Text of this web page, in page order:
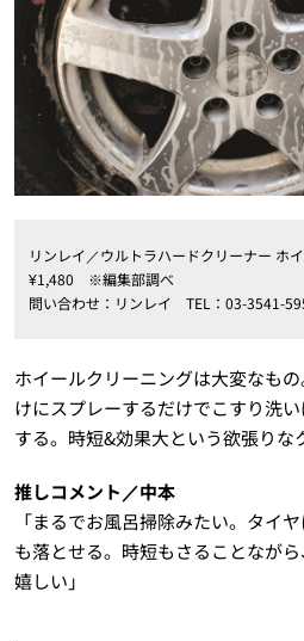
リンレイ／ウルトラハードクリーナー ホ
¥1,480 ※編集部調べ
問い合わせ：リンレイ TEL：03-3541-
ホイールクリーニングは大変なも
けにスプレーするだけでこすり洗
する。時短&効果大という欲張りな
推しコメント／中本
「まるでお風呂掃除みたい。タイ
も落とせる。時短もさることなが
嬉しい」